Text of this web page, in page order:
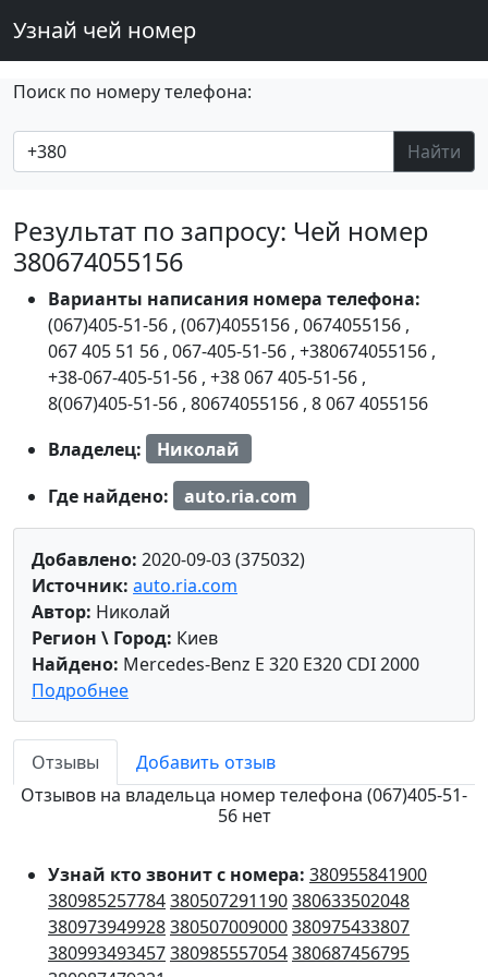
Узнай чей номер
Поиск по номеру телефона:
Найти
Результат по запросу: Чей номер
380674055156
Варианты написания номера телефона:
(067)405-51-56 , (067)4055156 , 0674055156 ,
067 405 51 56 , 067-405-51-56 , +380674055156 ,
+38-067-405-51-56 , +38 067 405-51-56 ,
8(067)405-51-56 , 80674055156 , 8 067 4055156
Владелец:
Николай
Где найдено:
auto.ria.com
Добавлено: 2020-09-03 (375032)
Источник: auto.ria.com
Автор: Николай
Регион \ Город: Киев
Найдено: Mercedes-Benz E 320 E320 CDI 2000
Подробнее
Отзывы
Добавить отзыв
Отзывов на владельца номер телефона (067)405-51-
56 нет
Узнай кто звонит с номера: 380955841900
380985257784380507291190380633502048
380973949928380507009000380975433807
380993493457380985557054380687456795